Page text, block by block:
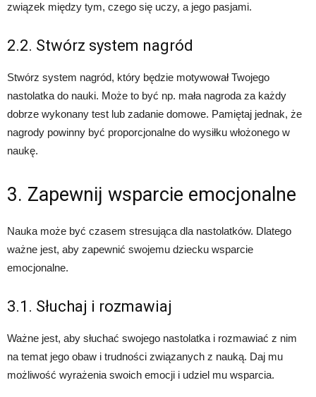
związek między tym, czego się uczy, a jego pasjami.
2.2. Stwórz system nagród
Stwórz system nagród, który będzie motywował Twojego
nastolatka do nauki. Może to być np. mała nagroda za każdy
dobrze wykonany test lub zadanie domowe. Pamiętaj jednak, że
nagrody powinny być proporcjonalne do wysiłku włożonego w
naukę.
3. Zapewnij wsparcie emocjonalne
Nauka może być czasem stresująca dla nastolatków. Dlatego
ważne jest, aby zapewnić swojemu dziecku wsparcie
emocjonalne.
3.1. Słuchaj i rozmawiaj
Ważne jest, aby słuchać swojego nastolatka i rozmawiać z nim
na temat jego obaw i trudności związanych z nauką. Daj mu
możliwość wyrażenia swoich emocji i udziel mu wsparcia.